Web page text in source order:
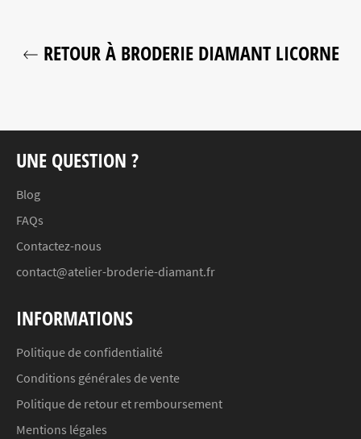
RETOUR À BRODERIE DIAMANT LICORNE
UNE QUESTION ?
Blog
FAQs
Contactez-nous
contact@atelier-broderie-diamant.fr
INFORMATIONS
Politique de confidentialité
Conditions générales de vente
Politique de retour et remboursement
Mentions légales